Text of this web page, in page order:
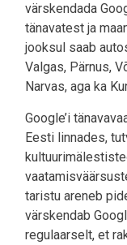
värskendada
tänavatest ja
jooksul saab
Valgas, Pärnus,
Narvas, aga ka
Google’i
Eesti linnades,
taristu areneb
värskendab
regulaarselt, et